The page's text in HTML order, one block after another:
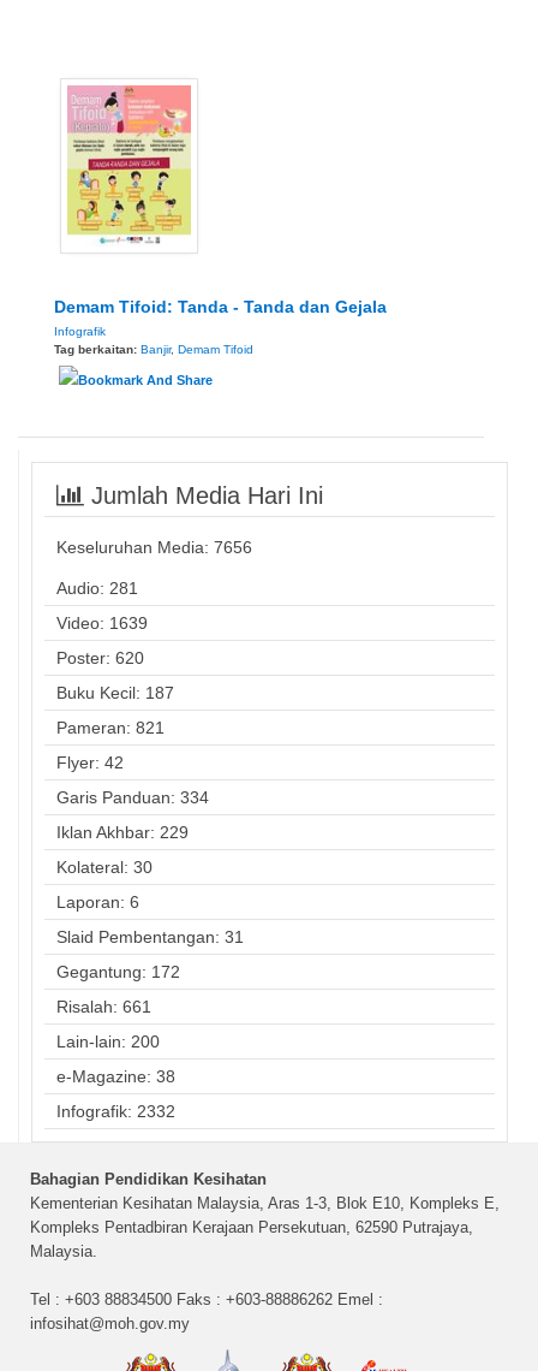
Demam Tifoid: Tanda - Tanda dan Gejala
Infografik
Tag berkaitan: Banjir, Demam Tifoid
Jumlah Media Hari Ini
Keseluruhan Media: 7656
Audio: 281
Video: 1639
Poster: 620
Buku Kecil: 187
Pameran: 821
Flyer: 42
Garis Panduan: 334
Iklan Akhbar: 229
Kolateral: 30
Laporan: 6
Slaid Pembentangan: 31
Gegantung: 172
Risalah: 661
Lain-lain: 200
e-Magazine: 38
Infografik: 2332
Bahagian Pendidikan Kesihatan
Kementerian Kesihatan Malaysia, Aras 1-3, Blok E10, Kompleks E,
Kompleks Pentadbiran Kerajaan Persekutuan, 62590 Putrajaya,
Malaysia.
Tel : +603 88834500 Faks : +603-88886262 Emel :
infosihat@moh.gov.my